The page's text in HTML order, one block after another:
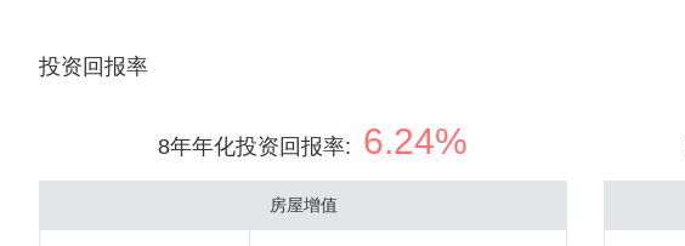
投资回报率
8年年化投资回报率: 6.24%
房屋增值